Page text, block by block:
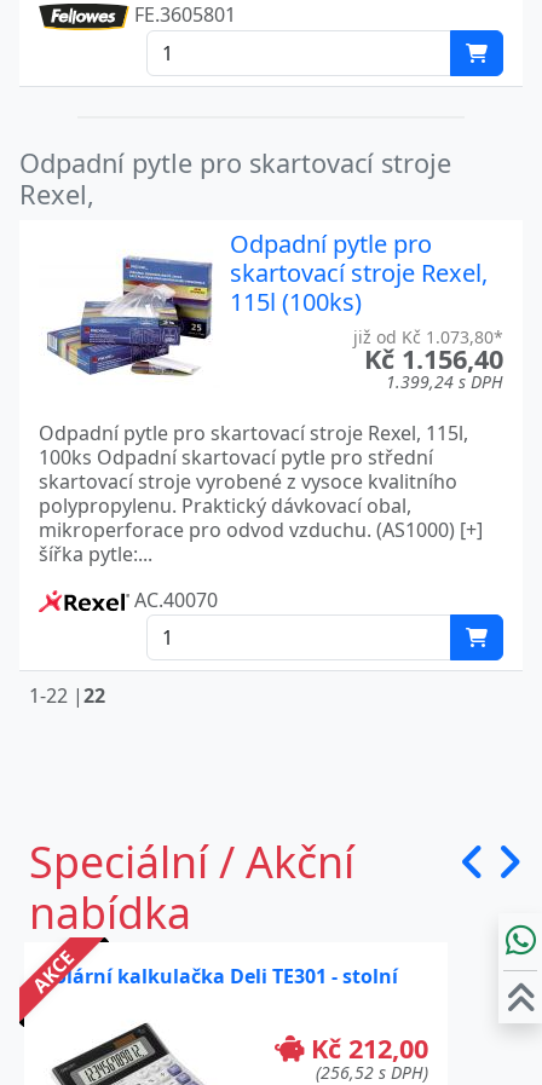
FE.3605801
Odpadní pytle pro skartovací stroje
Rexel,
Odpadní pytle pro
skartovací stroje Rexel,
115l (100ks)
již od Kč 1.073,80*
Kč 1.156,40
1.399,24 s DPH
Odpadní pytle pro skartovací stroje Rexel, 115l,
100ks Odpadní skartovací pytle pro střední
skartovací stroje vyrobené z vysoce kvalitního
polypropylenu. Praktický dávkovací obal,
mikroperforace pro odvod vzduchu. (AS1000) [+]
šířka pytle:...
AC.40070
1-22 |22
Speciální / Akční
nabídka
AKCE
Solární kalkulačka Deli TE301 - stolní
Kč 212,00
(256,52 s DPH)